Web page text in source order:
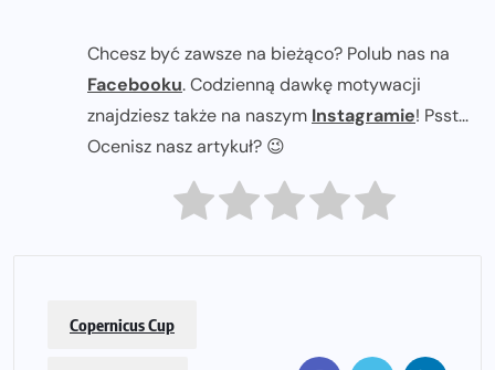
Chcesz być zawsze na bieżąco? Polub nas na
Facebooku. Codzienną dawkę motywacji
znajdziesz także na naszym Instagramie! Psst...
Ocenisz nasz artykuł? 😉
Copernicus Cup